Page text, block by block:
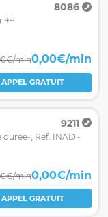
8086
++
min0,00€/min
APPEL GRATUIT
9211
, Réf. INAD -
min0,00€/min
APPEL GRATUIT